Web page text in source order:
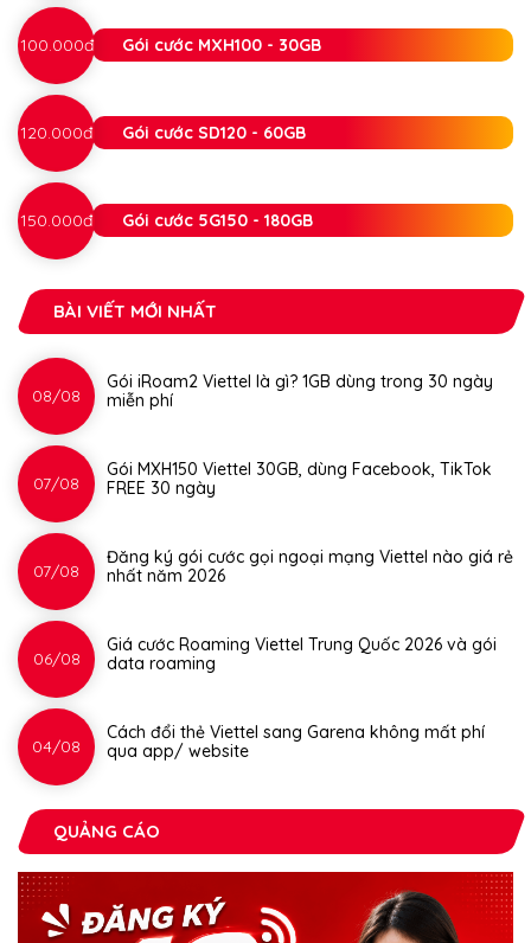
100.000đ Gói cước MXH100 - 30GB
120.000đ Gói cước SD120 - 60GB
150.000đ Gói cước 5G150 - 180GB
BÀI VIẾT MỚI NHẤT
08/08
Gói iRoam2 Viettel là gì? 1GB dùng trong 30 ngày
miễn phí
07/08
Gói MXH150 Viettel 30GB, dùng Facebook, TikTok
FREE 30 ngày
07/08
Đăng ký gói cước gọi ngoại mạng Viettel nào giá rẻ
nhất năm 2026
06/08
Giá cước Roaming Viettel Trung Quốc 2026 và gói
data roaming
04/08
Cách đổi thẻ Viettel sang Garena không mất phí
qua app/ website
QUẢNG CÁO